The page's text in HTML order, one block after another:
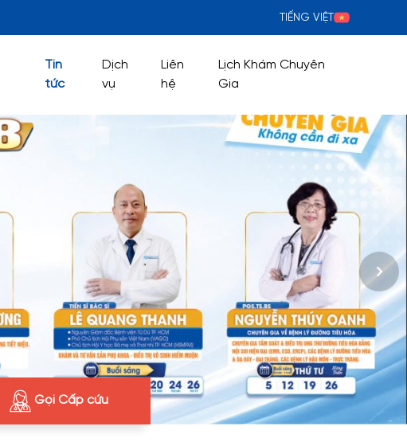
TIẾNG VIỆT
Tin
tức
Dịch
vụ
Liên
hệ
Lịch Khám Chuyên
Gia
Gọi Cấp cứu